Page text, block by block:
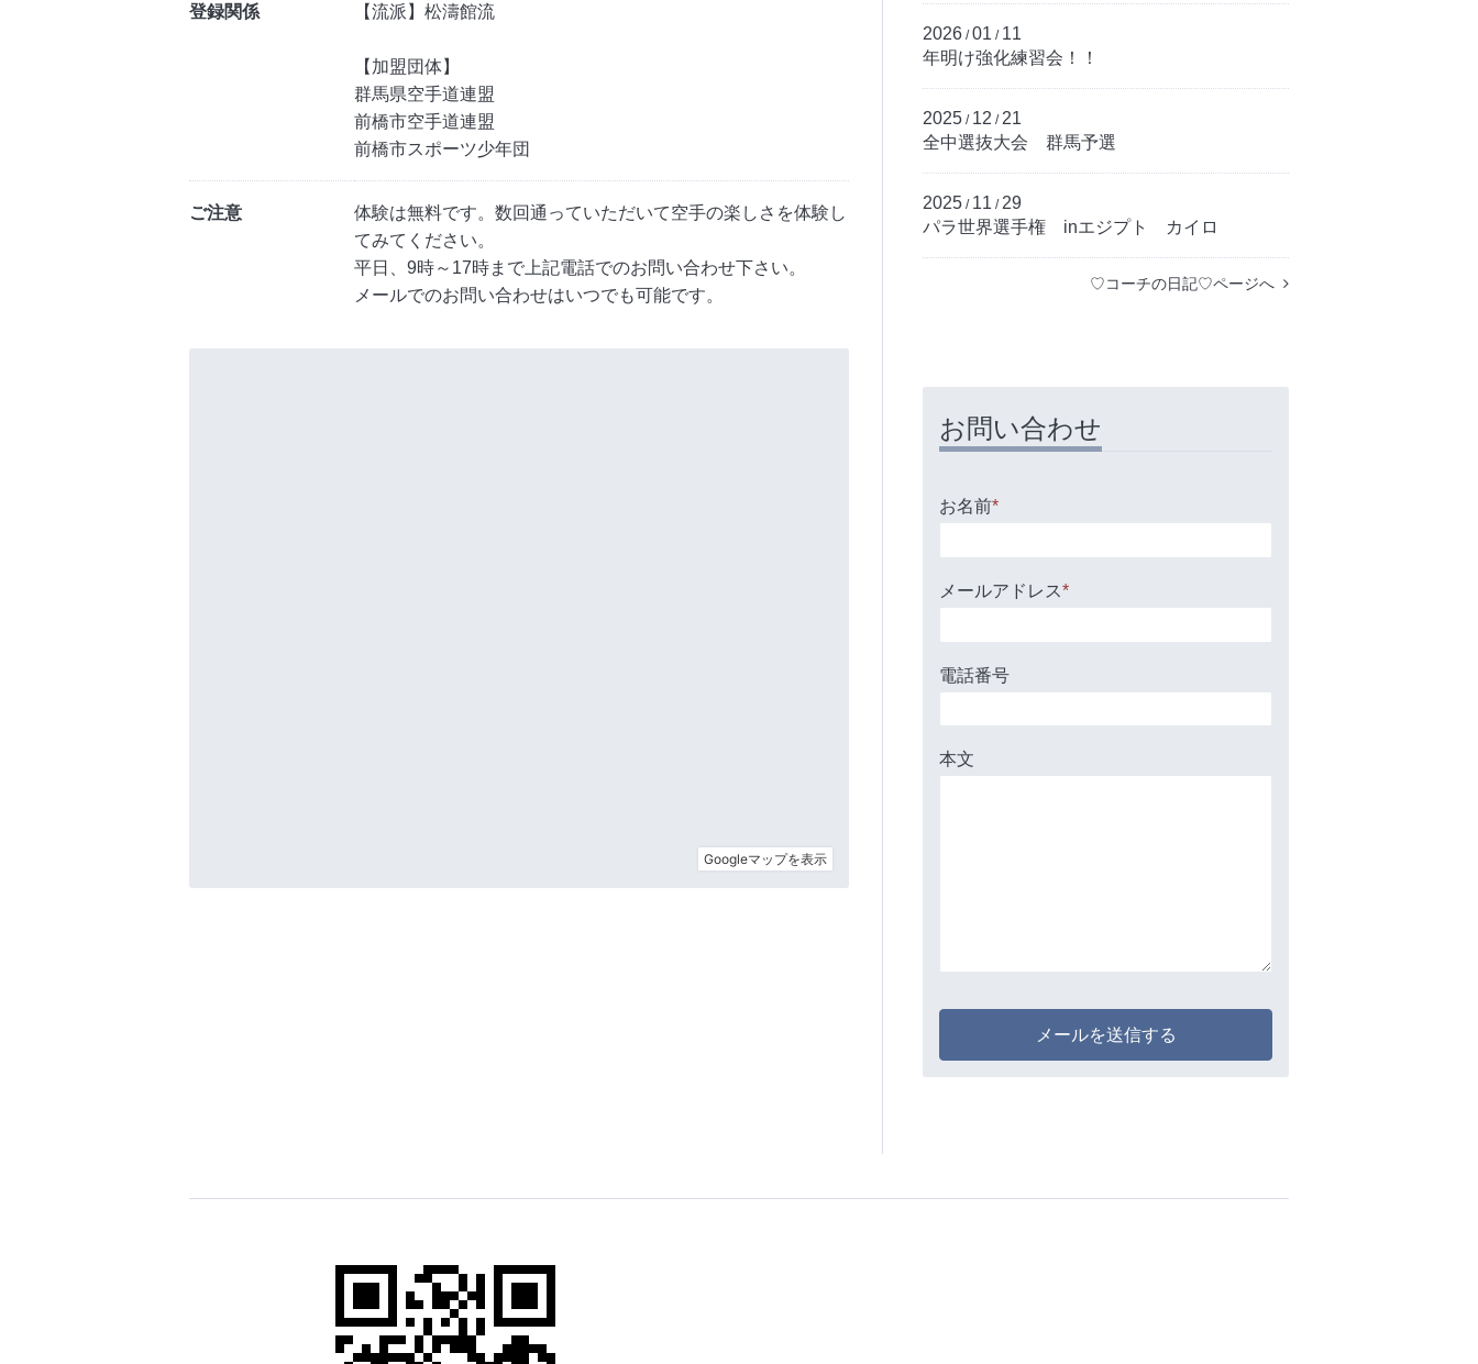
登録関係 【流派】松濤館流
【加盟団体】
群馬県空手道連盟
前橋市空手道連盟
前橋市スポーツ少年団
ご注意
体験は無料です。数回通っていただいて空手の楽しさを体験し
てみてください。
平日、9時～17時まで上記電話でのお問い合わせ下さい。
メールでのお問い合わせはいつでも可能です。
2026 /01 / 11
年明け強化練習会！！
2025 / 12 / 21
全中選抜大会 群馬予選
2025 / 11 / 29
パラ世界選手権 inエジプト カイロ
♡コーチの日記♡ページへ
お問い合わせ
お名前*
メールアドレス*
電話番号
本文